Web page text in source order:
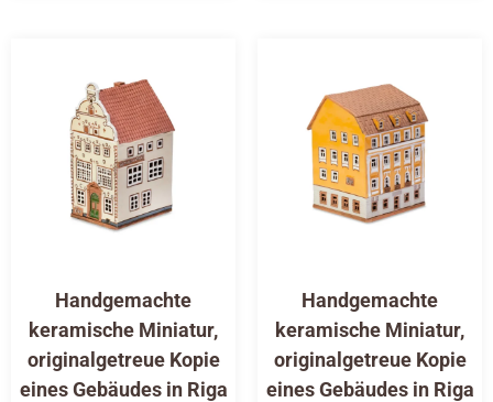
Handgemachte
keramische Miniatur,
originalgetreue Kopie
eines Gebäudes in Riga
Handgemachte
keramische Miniatur,
originalgetreue Kopie
eines Gebäudes in Riga